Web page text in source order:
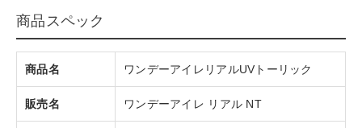
商品スペック
商品名 ワンデーアイレリアルUVトーリック
販売名 ワンデーアイレ リアル NT